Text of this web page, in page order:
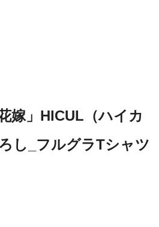
嫁」HICUL（ハイカ
し_フルグラTシャツ